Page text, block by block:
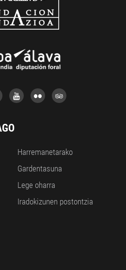
Harremanetarako
Gardentasuna
Lege oharra
Iradokizunen postontzia